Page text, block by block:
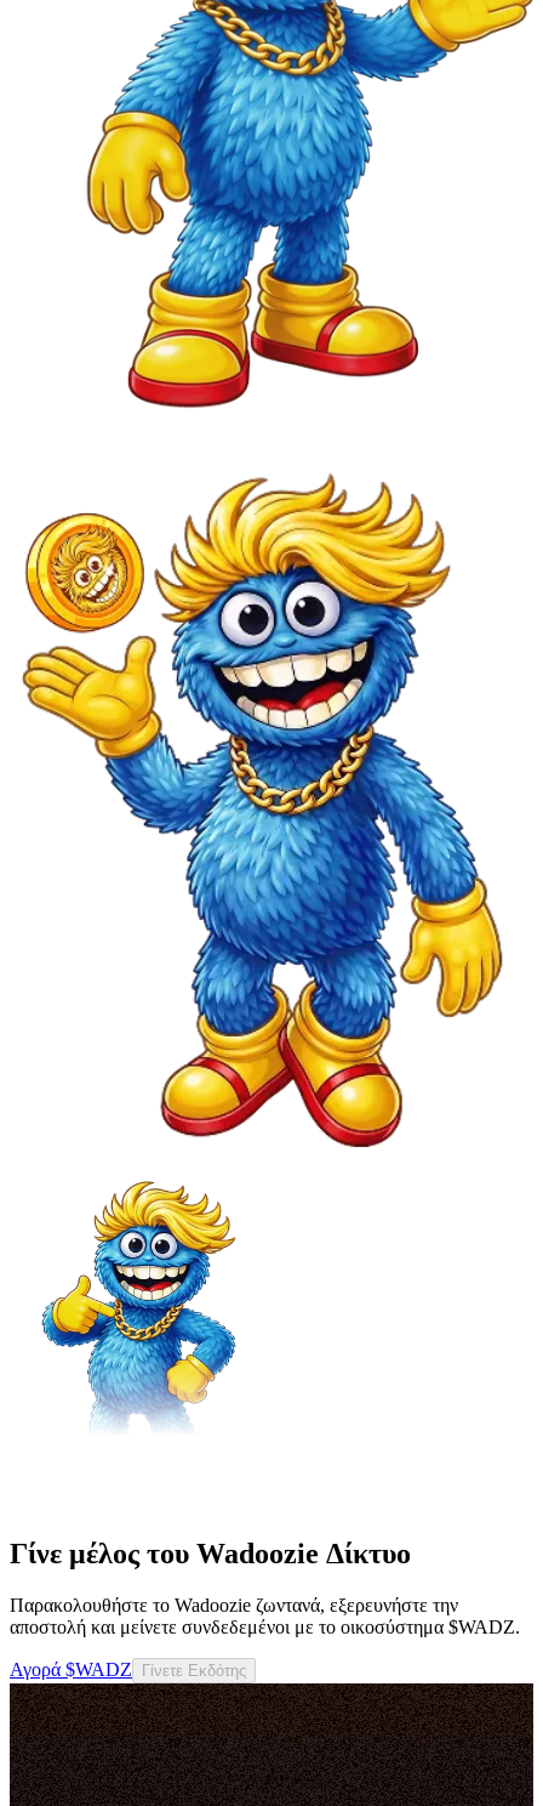
Γίνε μέλος του Wadoozie Δίκτυο
Παρακολουθήστε το Wadoozie ζωντανά, εξερευνήστε την
αποστολή και μείνετε συνδεδεμένοι με το οικοσύστημα $WADZ.
Αγορά $WADZ Γίνετε Εκδότης